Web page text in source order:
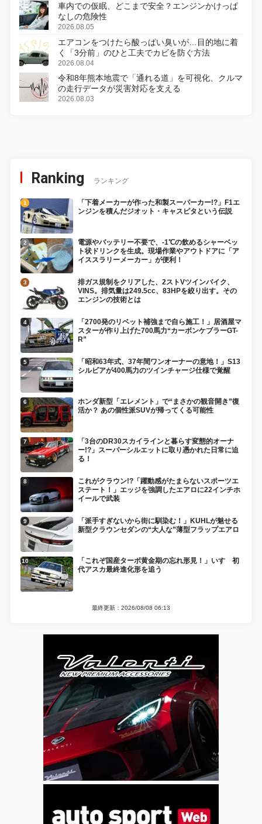
車内での仮眠、どこまで安全？エンジンかけっぱ
なしの危険性
2026.08.05
エアコンをつけたら酸っぱい臭いが…目的地に着
く「3分前」のひと工夫でカビを防ぐ方法
2026.08.04
令和8年熊本地震で「通れる道」を可視化、クルマ
の走行データが災害対応を支える
2026.08.03
Ranking ランキング
「下着メーカーが作った和製スーパーカー!?」F1エ
ンジンを積んだジオット・キャスピタという伝説
電源やバッテリー不要で、-1℃の飲めるシャーベッ
ト状ドリンクを生成。現場作業やアウトドアに「ア
イススラリーメーカー」が便利！
排ガス規制をクリアした、2ストVツインバイク、
VINS。排気量は249.5cc、83HPを絞り出す。その
エンジンの技術とは
「2700発のリベット補強まで自ら施工！」居酒屋マ
スターが作り上げた700馬力“カーボンケブラーGT-
R”
「昭和63年式、37年間ワンオーナーの意地！」S13
シルビアが400馬力のツインチャージ仕様で覚醒
ホンダ新型「エレメント」で“まさかの観音開き”復
活か？ あの個性派SUVが帰ってくる可能性
「3台のDR30スカイラインと暮らす変態的オーナ
ー!?」スーパーシルエットに取り憑かれた日常に迫
る！
これがクラウン!?「躍動感がたまらないスポーツエ
ステート！」エッジを強調したエアロに22インチホ
イールで武装
「派手すぎないから街に馴染む！」KUHLが魅せる
新型クラウンセダンの“大人な”薄型フラップエアロ
「これぞ国産ターボ黄金期の忘れ形見！」いすゞ初
代アスカ最終進化形を追う
最終更新：2026/08/08 06:13